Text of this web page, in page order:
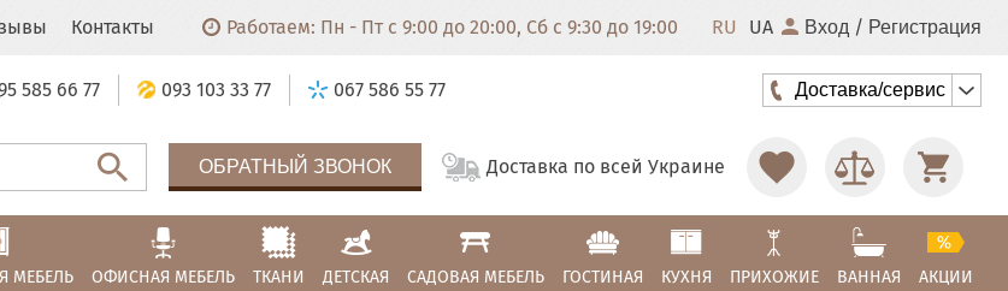
Контакты Работаем: Пн - Пт с 9:00 до 20:00, Сб с 9:30 до 19:00 RU UA Вход / Регистрация
585 66 77 093 103 33 77 067 586 55 77 Доставка/сервис
ОБРАТНЫЙ ЗВОНОК Доставка по всей Украине
МЕБЕЛЬ ОФИСНАЯ МЕБЕЛЬ ТКАНИ ДЕТСКАЯ САДОВАЯ МЕБЕЛЬ ГОСТИНАЯ КУХНЯ ПРИХОЖИЕ ВАННАЯ АКЦИИ